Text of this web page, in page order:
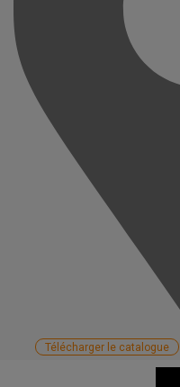
Télécharger le catalogue